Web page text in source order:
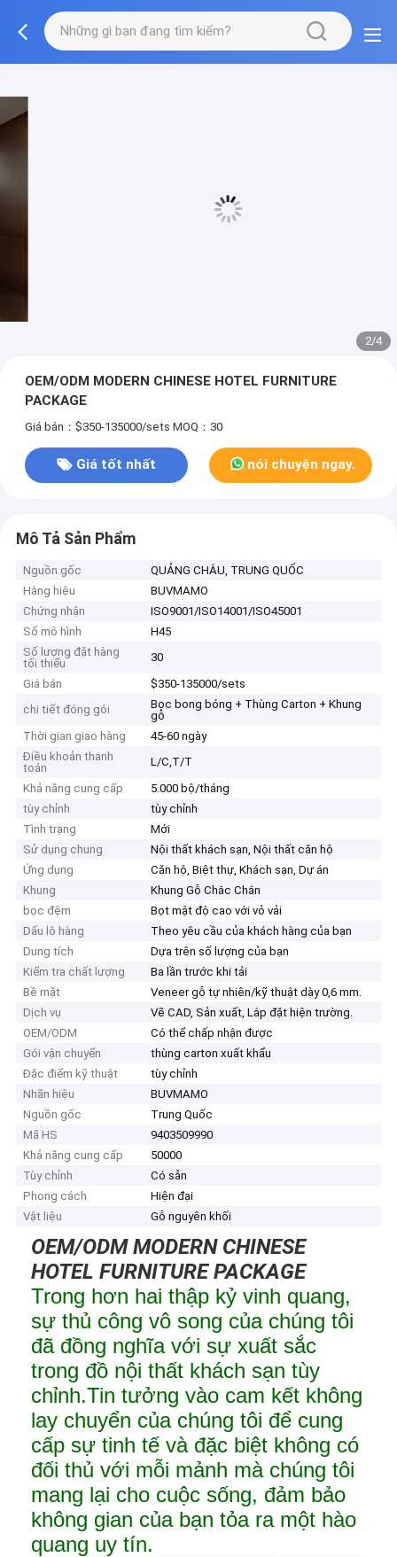
3/4
OEM/ODM MODERN CHINESE HOTEL FURNITURE
PACKAGE
Giá bán：$350-135000/sets MOQ：30
Giá tốt nhất nói chuyện ngay.
Mô Tả Sản Phẩm
Nguồn gốc
QUẢNG CHÂU, TRUNG QUỐC
Hàng hiệu
BUVMAMO
Chứng nhận
ISO9001/ISO14001/ISO45001
Số mô hình
H45
Số lượng đặt hàng
tối thiểu
30
Giá bán
$350-135000/sets
chi tiết đóng gói
Bọc bong bóng + Thùng Carton + Khung
gỗ
Thời gian giao hàng
45-60 ngày
Điều khoản thanh
toán
L/C,T/T
Khả năng cung cấp
5.000 bộ/tháng
tùy chỉnh
tùy chỉnh
Tình trạng
Mới
Sử dụng chung
Nội thất khách sạn, Nội thất căn hộ
Ứng dụng
Căn hộ, Biệt thự, Khách sạn, Dự án
Khung
Khung Gỗ Chắc Chắn
bọc đệm
Bọt mật độ cao với vỏ vải
Dấu lô hàng
Theo yêu cầu của khách hàng của bạn
Dung tích
Dựa trên số lượng của bạn
Kiểm tra chất lượng
Ba lần trước khi tải
Bề mặt
Veneer gỗ tự nhiên/kỹ thuật dày 0,6 mm.
Dịch vụ
Vẽ CAD, Sản xuất, Lắp đặt hiện trường.
OEM/ODM
Có thể chấp nhận được
Gói vận chuyển
thùng carton xuất khẩu
Đặc điểm kỹ thuật
tùy chỉnh
Nhãn hiệu
BUVMAMO
Nguồn gốc
Trung Quốc
Mã HS
9403509990
Khả năng cung cấp
50000
Tùy chỉnh
Có sẵn
Phong cách
Hiện đại
Vật liệu
Gỗ nguyên khối
OEM/ODM MODERN CHINESE
HOTEL FURNITURE PACKAGE
Trong hơn hai thập kỷ vinh quang,
sự thủ công vô song của chúng tôi
đã đồng nghĩa với sự xuất sắc
trong đồ nội thất khách sạn tùy
chỉnh.Tin tưởng vào cam kết không
lay chuyển của chúng tôi để cung
cấp sự tinh tế và đặc biệt không có
đối thủ với mỗi mảnh mà chúng tôi
mang lại cho cuộc sống, đảm bảo
không gian của bạn tỏa ra một hào
quang uy tín.